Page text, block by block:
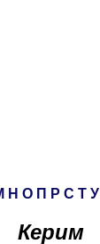
Н О П Р С Т У
Керим